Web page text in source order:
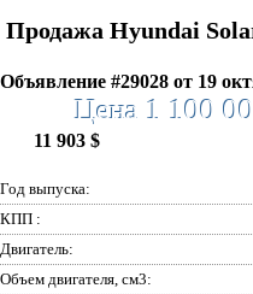
Продажа Hyundai
Объявление #29028 от 19
Цена 1 100
11 903 $
Год выпуска:
КПП :
Двигатель:
Объем двигателя, см3: